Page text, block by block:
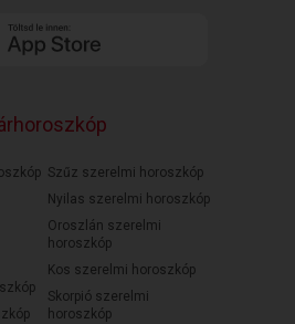
Szűz szerelmi horoszkóp
Nyilas szerelmi horoszkóp
Oroszlán szerelmi
horoszkóp
Kos szerelmi horoszkóp
Skorpió szerelmi
horoszkóp